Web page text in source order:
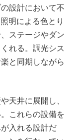
設計において不
明による色とり
ステージやダン
れる。調光シス
と同期しながら
天井に展開し、
これらの設備を
入れる設計だ